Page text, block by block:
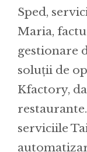
Sped,
Maria,
gestionare
soluții de
Kfactory,
serviciile